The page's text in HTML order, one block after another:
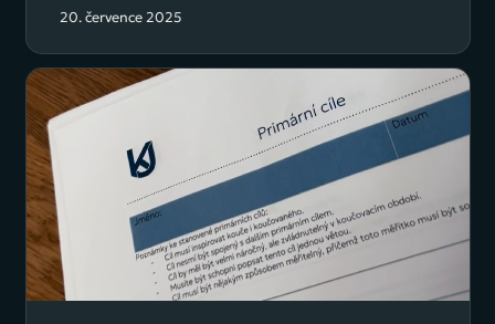
20. července 2025